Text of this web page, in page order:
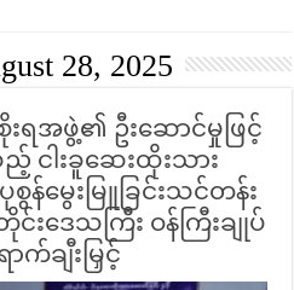
28, 2025
ရအဖွဲ့၏ ဦးဆောင်မှုဖြင့်
ည့် ငါးခူဆေးထိုးသား
စွန်မွေးမြူခြင်းသင်တန်း
းဒေသကြီး ဝန်ကြီးချုပ်
က်ချီးမြှင့်